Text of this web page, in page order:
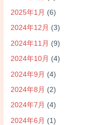
2025年1月 (6)
2024年12月 (3)
2024年11月 (9)
2024年10月 (4)
2024年9月 (4)
2024年8月 (2)
2024年7月 (4)
2024年6月 (1)